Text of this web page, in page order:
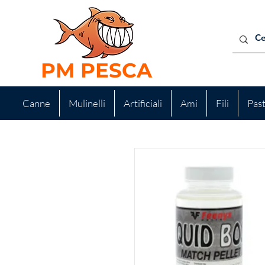
PM PESCA
Canne Mulinelli Artificiali Ami Fili